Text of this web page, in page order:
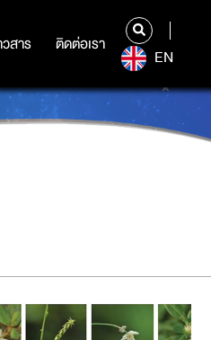
วสาร ติดต่อเรา
สาร ติดต่อเรา
EN